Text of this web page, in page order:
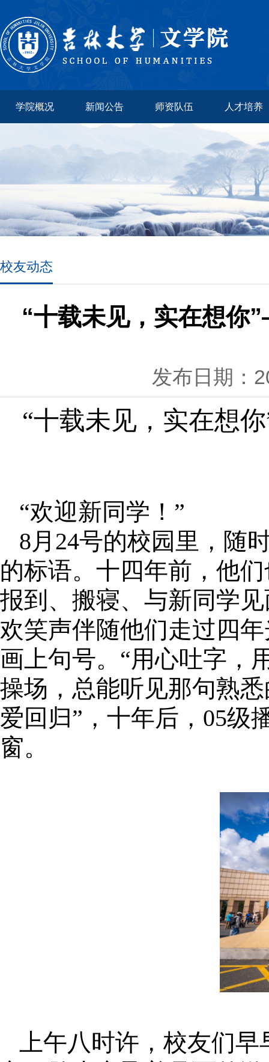
学院概况 新闻公告 师资队伍 人才培养
校友动态
“十载未见，实在想
发布日期：
“十载未见，实在想
“欢迎新同学！”
8月24号的校园里，随
的标语。十四年前，他
报到、搬寝、与新同学
欢笑声伴随他们走过四
画上句号。“用心吐字，
操场，总能听见那句熟
爱回归”，十年后，05级
窗。
上午八时许，校友们